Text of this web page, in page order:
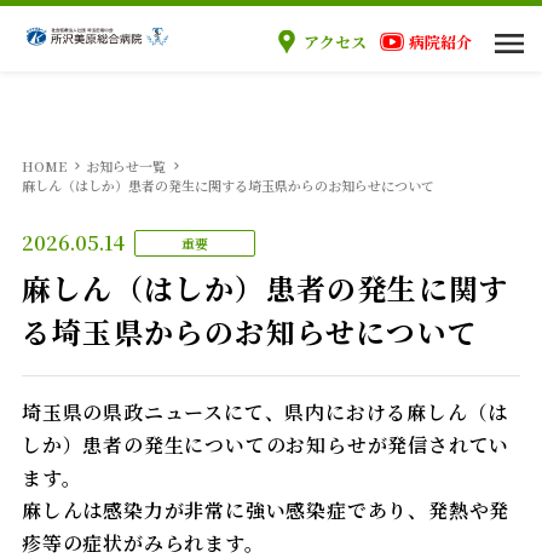
アクセス 病院紹介
ご来院の方へ
診療科
医療関係者の方へ
採用情報
外来案内 入院案内 手術案内
HOME
お知らせ一覧
麻しん（はしか）患者の発生に関する埼玉県からのお知らせについて
2026.05.14 重要
麻しん（はしか）患者の発生に関す
る埼玉県からのお知らせについて
埼玉県の県政ニュースにて、県内における麻しん（は
しか）患者の発生についてのお知らせが発信されてい
ます。
麻しんは感染力が非常に強い感染症であり、発熱や発
疹等の症状がみられます。